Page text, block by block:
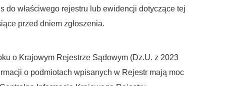
właściwego rejestru lub ewidencji dotyczące tej
przed dniem zgłoszenia.
o Krajowym Rejestrze Sądowym (Dz.U. z 2023
o podmiotach wpisanych w Rejestr mają moc